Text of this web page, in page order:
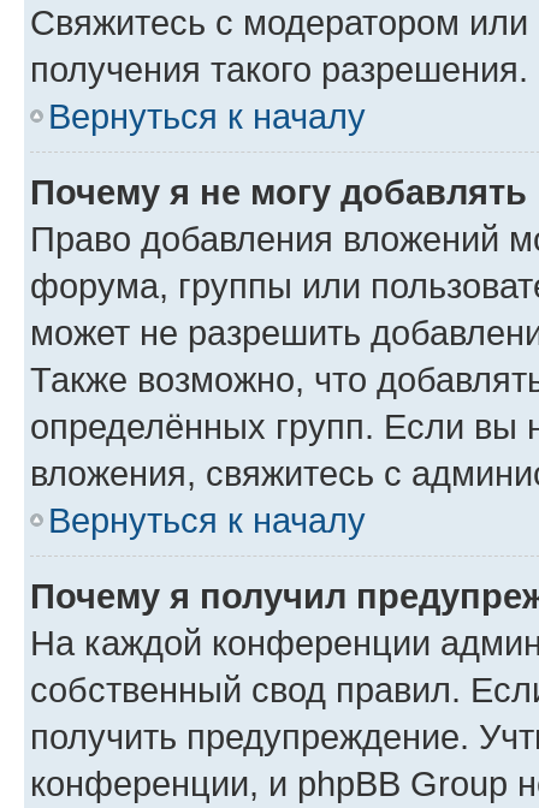
Свяжитесь с модератором
получения такого разрешения.
Вернуться к началу
Почему я не могу
Право добавления вложений
форума, группы или
может не разрешить
Также возможно, что
определённых групп. Если вы
вложения, свяжитесь с
Вернуться к началу
Почему я получил
На каждой конференции
собственный свод правил.
получить предупреждение.
конференции, и phpBB Group